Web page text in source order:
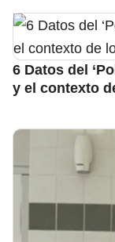
6 Datos del
y el contexto